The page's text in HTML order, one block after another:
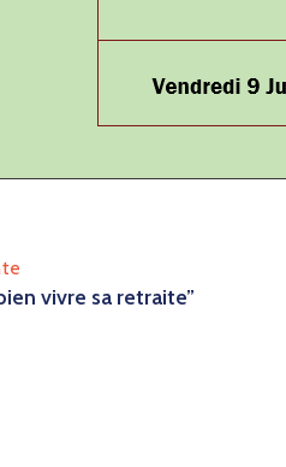
vivre sa retraite”